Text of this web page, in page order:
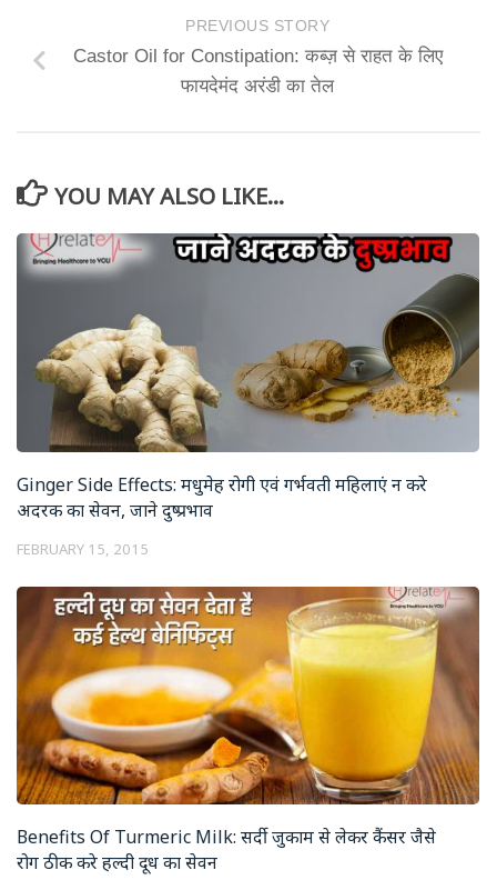
PREVIOUS STORY
Castor Oil for Constipation: कब्ज़ से राहत के लिए
फायदेमंद अरंडी का तेल
YOU MAY ALSO LIKE...
Ginger Side Effects: मधुमेह रोगी एवं गर्भवती महिलाएं न करे
अदरक का सेवन, जाने दुष्प्रभाव
FEBRUARY 15, 2015
Benefits Of Turmeric Milk: सर्दी जुकाम से लेकर कैंसर जैसे
रोग ठीक करे हल्दी दूध का सेवन